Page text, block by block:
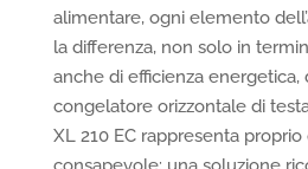
alimentare, ogni elemento
la differenza, non solo in
anche di efficienza energetica,
congelatore orizzontale di
XL 210 EC rappresenta